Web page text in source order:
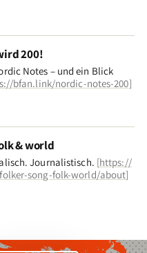
200!
Notes – und ein Blick
bfan.link/nordic-notes-200]
& world
Journalistisch. [https://
song-folk-world/about]